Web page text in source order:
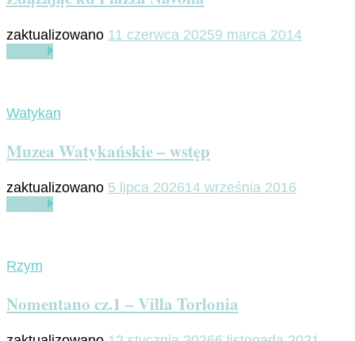
zaktualizowano 11 czerwca 20259 marca 2014
Watykan
Muzea Watykańskie – wstęp
zaktualizowano 5 lipca 202614 września 2016
Rzym
Nomentano cz.1 – Villa Torlonia